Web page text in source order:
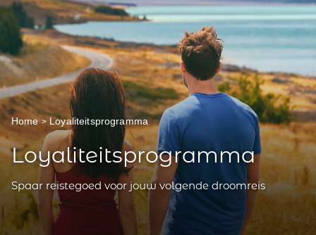
Home Loyaliteitsprogramma
Loyaliteitsprogramma
Spaar reistegoed voor jouw volgende droomreis